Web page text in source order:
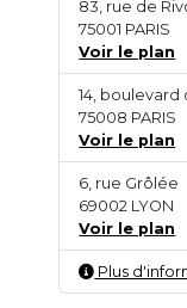
83, rue de
75001 PARIS
Voir le plan
14, boulevard
75008 PARIS
Voir le plan
6, rue Grôlée
69002 LYON
Voir le plan
Plus